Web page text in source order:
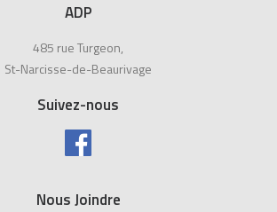
ADP
485 rue Turgeon,
St-Narcisse-de-Beaurivage
Suivez-nous
Nous Joindre